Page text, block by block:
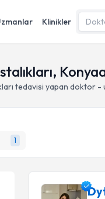
Klinikler
tedavisi yapan doktor -
1